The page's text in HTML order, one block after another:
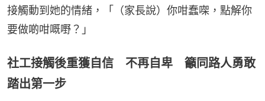
接觸動到她的情緒，「（家長說）你咁蠢㗎，點解你
要做啲咁嘅嘢？」
社工接觸後重獲自信 不再自卑 籲同路人勇敢
踏出第一步